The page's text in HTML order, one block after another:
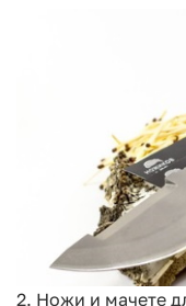
2. Ножи и мачете